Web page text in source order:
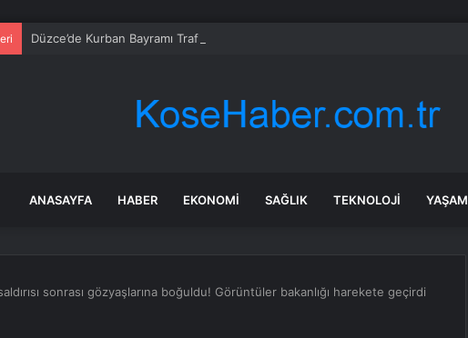
Düzce’de Kurban Bayramı Trafiği Yoğunlaştı
ANASAYFA HABER EKONOMI SAĞLIK TEKNOLOJI YAŞAM
sonrası gözyaşlarına boğuldu! Görüntüler bakanlığı harekete geçirdi